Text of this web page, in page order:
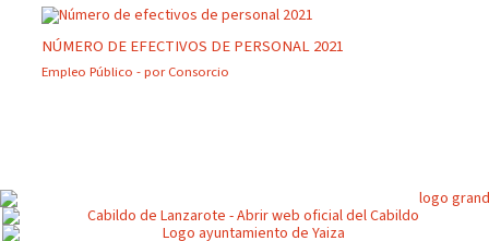
NÚMERO DE EFECTIVOS DE PERSONAL 2021
Empleo Público - por Consorcio